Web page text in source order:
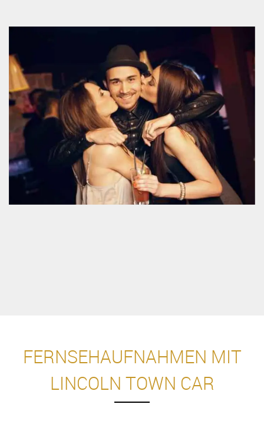
FERNSEHAUFNAHMEN MIT
LINCOLN TOWN CAR